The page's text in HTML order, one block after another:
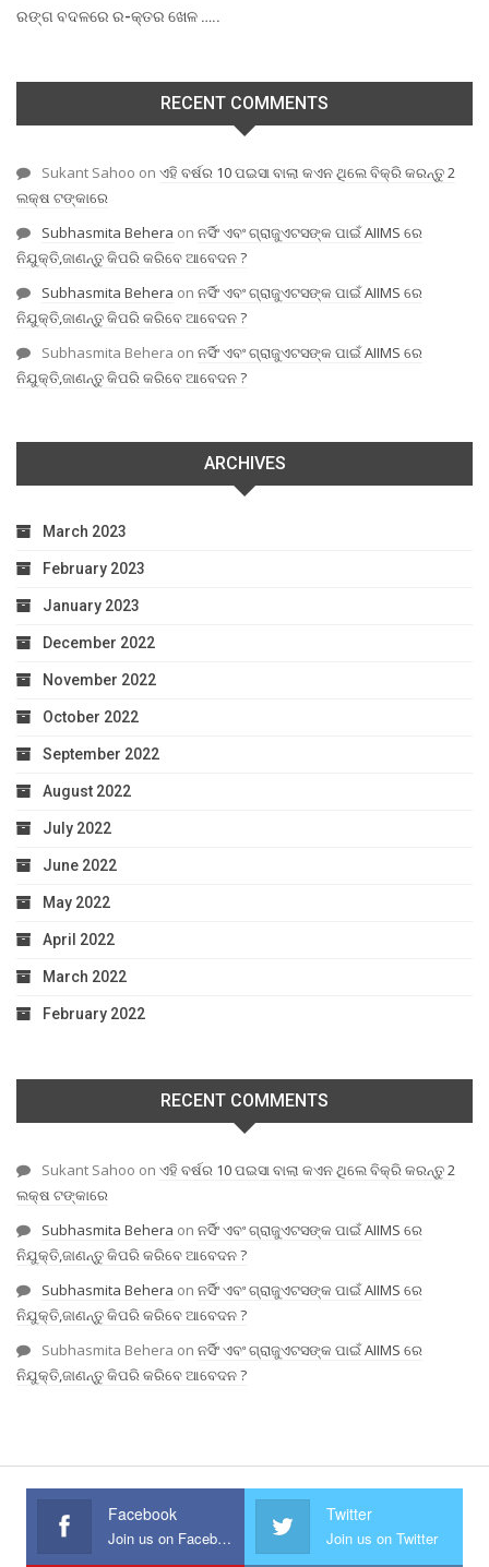
ରଙ୍ଗ ବଦଳରେ ର-କ୍ତର ଖେଳ …..
RECENT COMMENTS
Sukant Sahoo on ଏହି ବର୍ଷର 10 ପଇସା ବାଲା କଏନ ଥିଲେ ବିକ୍ରି କରନ୍ତୁ 2
ଲକ୍ଷ ଟଙ୍କାରେ
Subhasmita Behera on ନର୍ସିଂ ଏବଂ ଗ୍ରାଜୁଏଟସଙ୍କ ପାଇଁ AIIMS ରେ
ନିଯୁକ୍ତି,ଜାଣନ୍ତୁ କିପରି କରିବେ ଆବେଦନ ?
Subhasmita Behera on ନର୍ସିଂ ଏବଂ ଗ୍ରାଜୁଏଟସଙ୍କ ପାଇଁ AIIMS ରେ
ନିଯୁକ୍ତି,ଜାଣନ୍ତୁ କିପରି କରିବେ ଆବେଦନ ?
Subhasmita Behera on ନର୍ସିଂ ଏବଂ ଗ୍ରାଜୁଏଟସଙ୍କ ପାଇଁ AIIMS ରେ
ନିଯୁକ୍ତି,ଜାଣନ୍ତୁ କିପରି କରିବେ ଆବେଦନ ?
ARCHIVES
March 2023
February 2023
January 2023
December 2022
November 2022
October 2022
September 2022
August 2022
July 2022
June 2022
May 2022
April 2022
March 2022
February 2022
RECENT COMMENTS
Sukant Sahoo on ଏହି ବର୍ଷର 10 ପଇସା ବାଲା କଏନ ଥିଲେ ବିକ୍ରି କରନ୍ତୁ 2
ଲକ୍ଷ ଟଙ୍କାରେ
Subhasmita Behera on ନର୍ସିଂ ଏବଂ ଗ୍ରାଜୁଏଟସଙ୍କ ପାଇଁ AIIMS ରେ
ନିଯୁକ୍ତି,ଜାଣନ୍ତୁ କିପରି କରିବେ ଆବେଦନ ?
Subhasmita Behera on ନର୍ସିଂ ଏବଂ ଗ୍ରାଜୁଏଟସଙ୍କ ପାଇଁ AIIMS ରେ
ନିଯୁକ୍ତି,ଜାଣନ୍ତୁ କିପରି କରିବେ ଆବେଦନ ?
Subhasmita Behera on ନର୍ସିଂ ଏବଂ ଗ୍ରାଜୁଏଟସଙ୍କ ପାଇଁ AIIMS ରେ
ନିଯୁକ୍ତି,ଜାଣନ୍ତୁ କିପରି କରିବେ ଆବେଦନ ?
Facebook
Join us on Facebook
Twitter
Join us on Twitter